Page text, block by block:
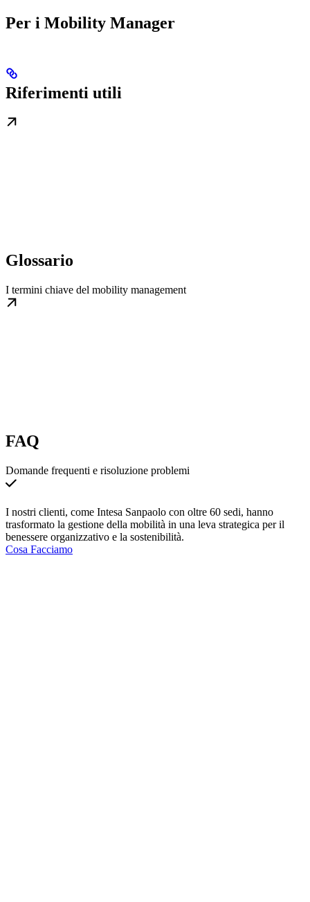
Per i Mobility Manager
Riferimenti utili
Glossario
I termini chiave del mobility management
FAQ
Domande frequenti e risoluzione problemi
I nostri clienti, come Intesa Sanpaolo con oltre 60 sedi, hanno
trasformato la gestione della mobilità in una leva strategica per il
benessere organizzativo e la sostenibilità.
Cosa Facciamo